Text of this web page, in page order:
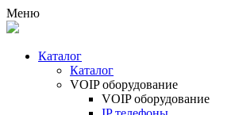
Меню
Каталог
Каталог
VOIP оборудование
VOIP оборудование